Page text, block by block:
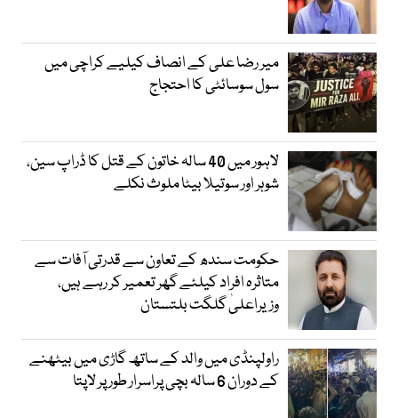
میر رضا علی کے انصاف کیلیے کراچی میں
سول سوسائٹی کا احتجاج
لاہور میں 40 سالہ خاتون کے قتل کا ڈراپ سین،
شوہر اور سوتیلا بیٹا ملوث نکلے
حکومت سندھ کے تعاون سے قدرتی آفات سے
متاثرہ افراد کیلئے گھر تعمیر کر رہے ہیں،
وزیراعلیٰ گلگت بلتستان
راولپنڈی میں والد کے ساتھ گاڑی میں بیٹھنے
کے دوران 6 سالہ بچی پراسرار طور پر لاپتا